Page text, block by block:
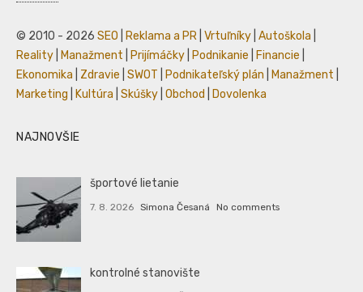
© 2010 - 2026 SEO Reklama a PR Vrtuľníky Autoškola
Reality
Manažment Prijímáčky Podnikanie Financie
Ekonomika
Zdravie SWOT Podnikateľský plán Manažment
Marketing
Kultúra Skúšky Obchod Dovolenka
NAJNOVŠIE
športové lietanie
7. 8. 2026 Simona Česaná No comments
kontrolné stanovište